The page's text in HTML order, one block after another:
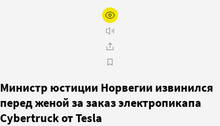
Министр юстиции Норвегии извинился
перед женой за заказ электропикапа
Cybertruck от Tesla